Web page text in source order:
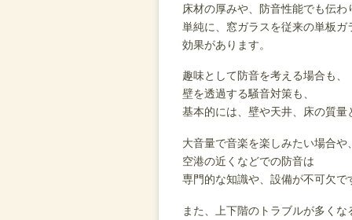
床材の厚みや、防音性能でも伝わ
単純に、窓ガラスを従来の単板
効果があります。
趣味として防音を考える場合も、
壁を透過する騒音対策も、
基本的には、壁や天井、床の質量
大音量で音楽を楽しみたい場合や、
空港の近くなどでの防音は
専門的な知識や、設備が不可欠で
また、上下階のトラブルが多くな